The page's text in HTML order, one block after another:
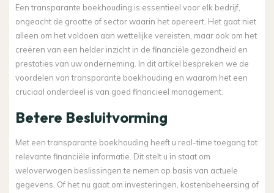
Een transparante boekhouding is essentieel voor elk bedrijf,
ongeacht de grootte of sector waarin het opereert. Het gaat niet
alleen om het voldoen aan wettelijke vereisten, maar ook om het
creëren van een helder inzicht in de financiële gezondheid en
prestaties van uw onderneming. In dit artikel bespreken we de
voordelen van transparante boekhouding en waarom het een
cruciaal onderdeel is van goed financieel management.
Betere Besluitvorming
Met een transparante boekhouding heeft u real-time toegang tot
relevante financiële informatie. Dit stelt u in staat om
weloverwogen beslissingen te nemen op basis van actuele
gegevens. Of het nu gaat om investeringen, kostenbeheersing of